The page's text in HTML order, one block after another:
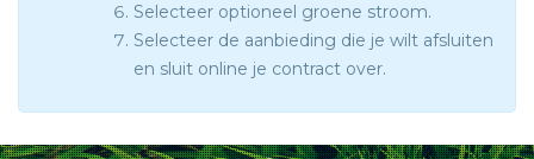
Selecteer optioneel groene stroom.
Selecteer de aanbieding die je wilt afsluiten
en sluit online je contract over.